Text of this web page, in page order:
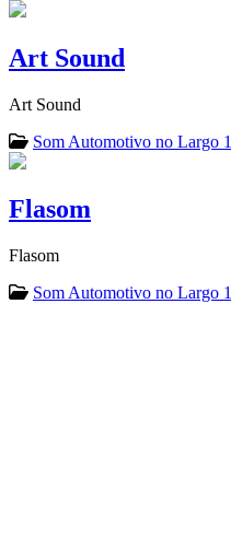
Art Sound
Art Sound
Som Automotivo no Largo
Flasom
Flasom
Som Automotivo no Largo